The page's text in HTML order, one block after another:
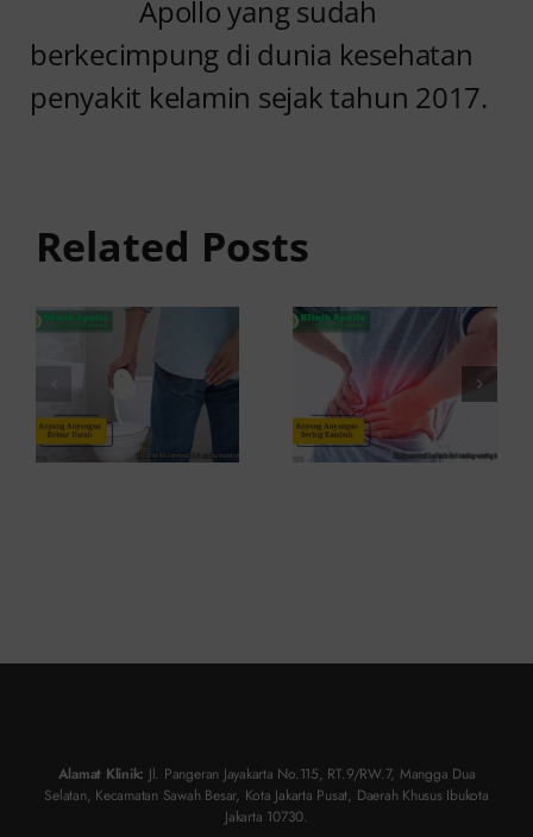
Apollo yang sudah
berkecimpung di dunia kesehatan
penyakit kelamin sejak tahun 2017.
Related Posts
Anyang
Darah:
Penyebab
dan Kapan
ke Dokter
Kambuh
dan Cara
Atasinya
Alamat Klinik: Jl. Pangeran Jayakarta No.115, RT.9/RW.7, Mangga Dua
Selatan, Kecamatan Sawah Besar, Kota Jakarta Pusat, Daerah Khusus Ibukota
Jakarta 10730.